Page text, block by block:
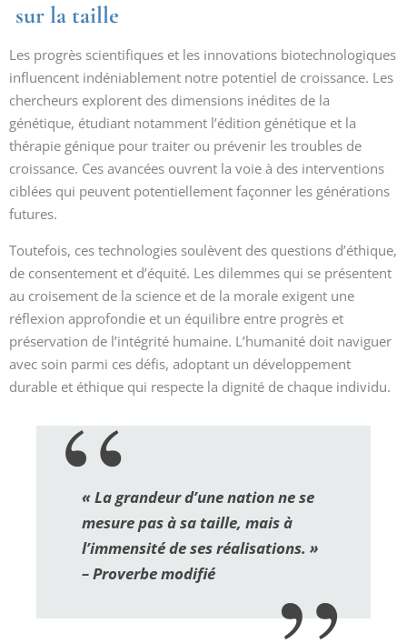
sur la taille
Les progrès scientifiques et les innovations biotechnologiques
influencent indéniablement notre potentiel de croissance. Les
chercheurs explorent des dimensions inédites de la
génétique, étudiant notamment l’édition génétique et la
thérapie génique pour traiter ou prévenir les troubles de
croissance. Ces avancées ouvrent la voie à des interventions
ciblées qui peuvent potentiellement façonner les générations
futures.
Toutefois, ces technologies soulèvent des questions d’éthique,
de consentement et d’équité. Les dilemmes qui se présentent
au croisement de la science et de la morale exigent une
réflexion approfondie et un équilibre entre progrès et
préservation de l’intégrité humaine. L’humanité doit naviguer
avec soin parmi ces défis, adoptant un développement
durable et éthique qui respecte la dignité de chaque individu.
« La grandeur d’une nation ne se
mesure pas à sa taille, mais à
l’immensité de ses réalisations. »
– Proverbe modifié